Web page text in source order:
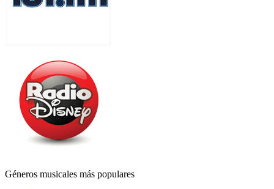
Géneros musicales más populares